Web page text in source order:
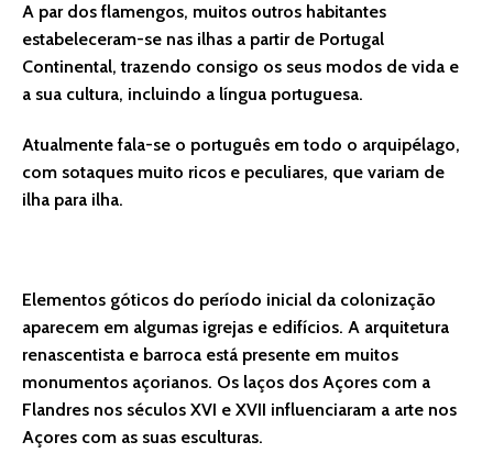
A par dos flamengos, muitos outros habitantes
estabeleceram-se nas ilhas a partir de Portugal
Continental, trazendo consigo os seus modos de vida e
a sua cultura, incluindo a língua portuguesa.
Atualmente fala-se o português em todo o arquipélago,
com sotaques muito ricos e peculiares, que variam de
ilha para ilha.
Elementos góticos do período inicial da colonização
aparecem em algumas igrejas e edifícios. A arquitetura
renascentista e barroca está presente em muitos
monumentos açorianos. Os laços dos Açores com a
Flandres nos séculos XVI e XVII influenciaram a arte nos
Açores com as suas esculturas.